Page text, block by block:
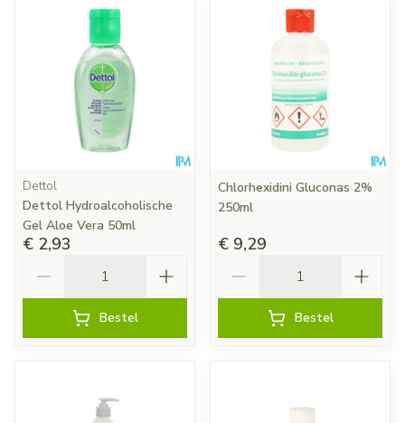
Dettol
Dettol Hydroalcoholische
Gel Aloe Vera 50ml
€ 2,93
Bestel
Chlorhexidini Gluconas 2%
250ml
€ 9,29
Bestel